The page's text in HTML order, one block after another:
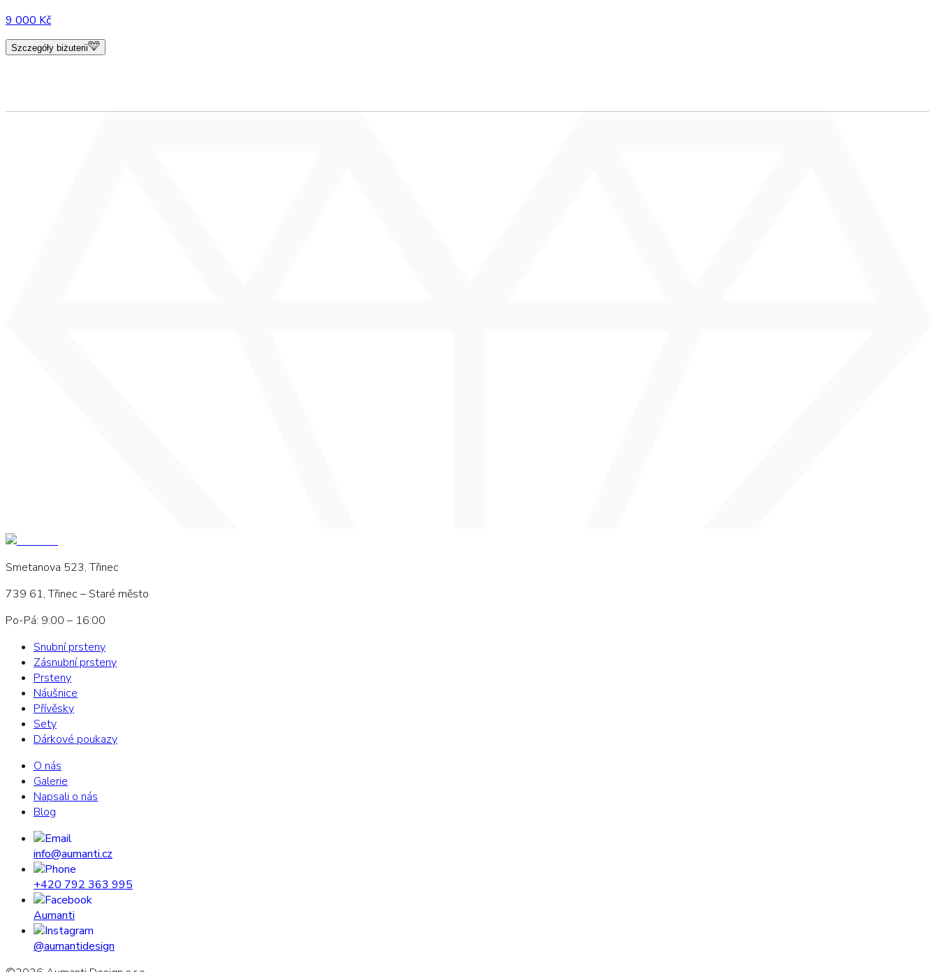
9 000 Kč
Szczegóły biżuterii
Smetanova 523, Třinec
739 61, Třinec – Staré město
Po-Pá: 9:00 – 16:00
Snubní prsteny
Zásnubní prsteny
Prsteny
Náušnice
Přívěsky
Sety
Dárkové poukazy
O nás
Galerie
Napsali o nás
Blog
info@aumanti.cz
+420 792 363 995
Aumanti
@aumantidesign